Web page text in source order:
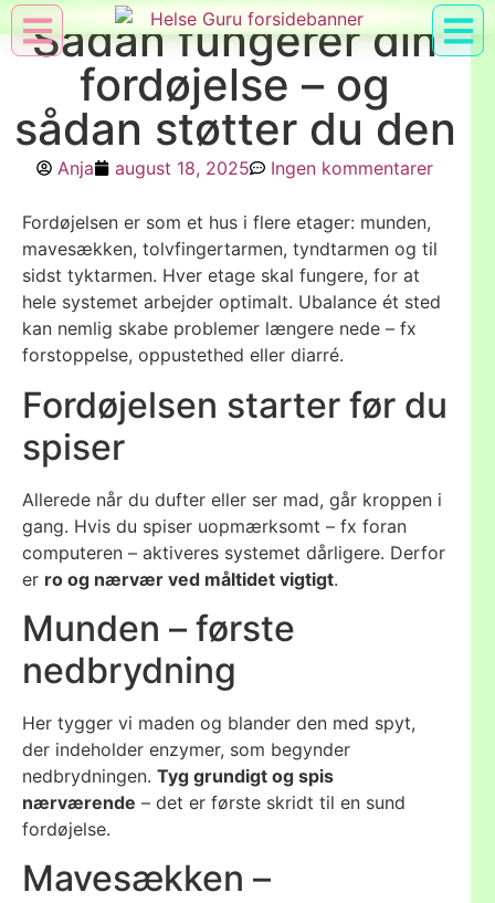
Sådan fungerer din
fordøjelse – og
sådan støtter du den
Anja august 18, 2025 Ingen kommentarer
Fordøjelsen er som et hus i flere etager: munden,
mavesækken, tolvfingertarmen, tyndtarmen og til
sidst tyktarmen. Hver etage skal fungere, for at
hele systemet arbejder optimalt. Ubalance ét sted
kan nemlig skabe problemer længere nede – fx
forstoppelse, oppustethed eller diarré.
Fordøjelsen starter før du
spiser
Allerede når du dufter eller ser mad, går kroppen i
gang. Hvis du spiser uopmærksomt – fx foran
computeren – aktiveres systemet dårligere. Derfor
er ro og nærvær ved måltidet vigtigt.
Munden – første
nedbrydning
Her tygger vi maden og blander den med spyt,
der indeholder enzymer, som begynder
nedbrydningen. Tyg grundigt og spis
nærværende – det er første skridt til en sund
fordøjelse.
Mavesækken –